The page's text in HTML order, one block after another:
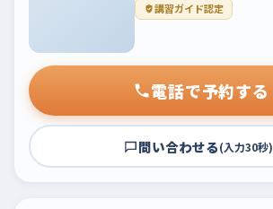
講習ガイド認定
電話で予約する
問い合わせる(入力30秒)